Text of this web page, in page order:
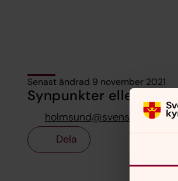
Senast ändrad 9 november 2021
Synpunkter eller
Dela